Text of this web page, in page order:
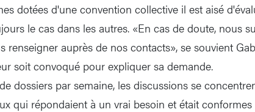
dotées d'une convention collective il est aisé
le cas dans les autres. «En cas de doute, nous
renseigner auprès de nos contacts», se souvient
soit convoqué pour expliquer sa demande.
dossiers par semaine, les discussions se
qui répondaient à un vrai besoin et était conformes